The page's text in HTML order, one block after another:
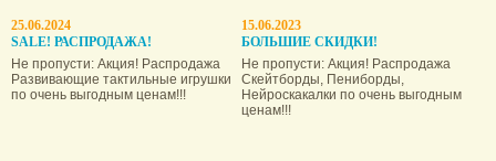
25.06.2024
SALE! РАСПРОДАЖА!
Не пропусти: Акция! Распродажа
Развивающие тактильные игрушки
по очень выгодным ценам!!!
15.06.2023
БОЛЬШИЕ СКИДКИ!
Не пропусти: Акция! Распродажа
Скейтборды, Пениборды,
Нейроскакалки по очень выгодным
ценам!!!